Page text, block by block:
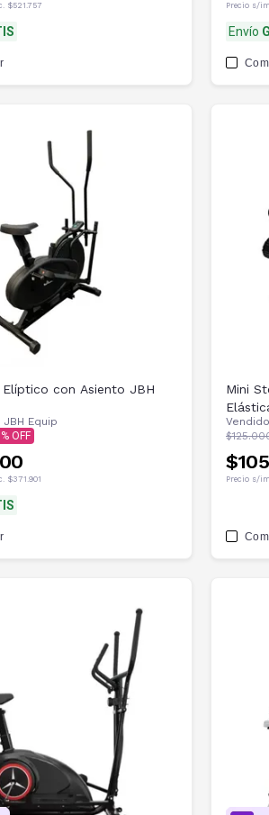
$521.757 Precio s/
Envío
Elíptico con Asiento JBH
JBH Equip
$371.901
Mini
Precio s/